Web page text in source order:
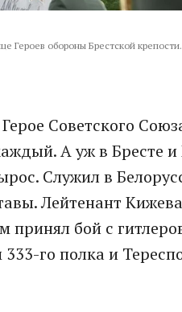
Героев обороны Брестской крепости.
Советского
А уж в Бресте
Служил в
Лейтенант
принял бой с
го полка и